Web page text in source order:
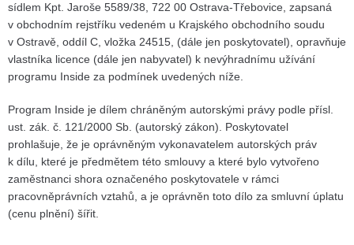
sídlem Kpt. Jaroše 5589/38, 722 00 Ostrava-Třebovice, zapsaná
v obchodním rejstříku vedeném u Krajského obchodního soudu
v Ostravě, oddíl C, vložka 24515, (dále jen poskytovatel), opravňuje
vlastníka licence (dále jen nabyvatel) k nevýhradnímu užívání
programu Inside za podmínek uvedených níže.
Program Inside je dílem chráněným autorskými právy podle přísl.
ust. zák. č. 121/2000 Sb. (autorský zákon). Poskytovatel
prohlašuje, že je oprávněným vykonavatelem autorských práv
k dílu, které je předmětem této smlouvy a které bylo vytvořeno
zaměstnanci shora označeného poskytovatele v rámci
pracovněprávních vztahů, a je oprávněn toto dílo za smluvní úplatu
(cenu plnění) šířit.